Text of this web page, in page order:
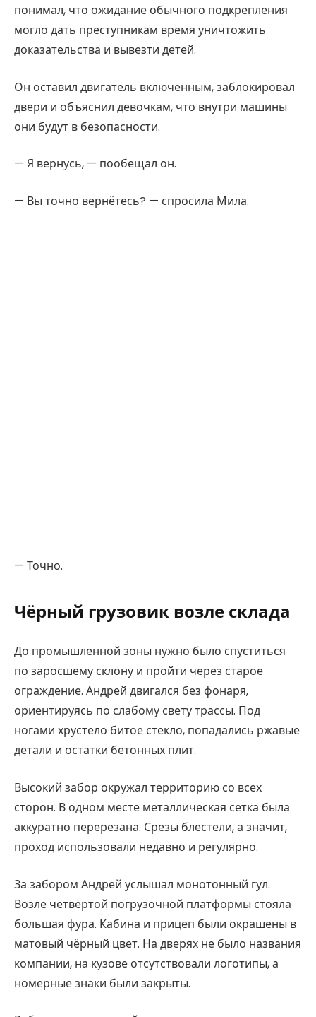
понимал, что ожидание обычного подкрепления
могло дать преступникам время уничтожить
доказательства и вывезти детей.
Он оставил двигатель включённым, заблокировал
двери и объяснил девочкам, что внутри машины
они будут в безопасности.
— Я вернусь, — пообещал он.
— Вы точно вернётесь? — спросила Мила.
— Точно.
Чёрный грузовик возле склада
До промышленной зоны нужно было спуститься
по заросшему склону и пройти через старое
ограждение. Андрей двигался без фонаря,
ориентируясь по слабому свету трассы. Под
ногами хрустело битое стекло, попадались ржавые
детали и остатки бетонных плит.
Высокий забор окружал территорию со всех
сторон. В одном месте металлическая сетка была
аккуратно перерезана. Срезы блестели, а значит,
проход использовали недавно и регулярно.
За забором Андрей услышал монотонный гул.
Возле четвёртой погрузочной платформы стояла
большая фура. Кабина и прицеп были окрашены в
матовый чёрный цвет. На дверях не было названия
компании, на кузове отсутствовали логотипы, а
номерные знаки были закрыты.